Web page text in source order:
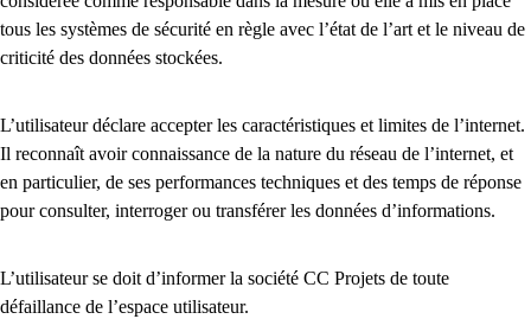
tous les systèmes de sécurité en règle avec l’état de l’art et le niveau de
criticité des données stockées.
L’utilisateur déclare accepter les caractéristiques et limites de l’internet.
Il reconnaît avoir connaissance de la nature du réseau de l’internet, et
en particulier, de ses performances techniques et des temps de réponse
pour consulter, interroger ou transférer les données d’informations.
L’utilisateur se doit d’informer la société CC Projets de toute
défaillance de l’espace utilisateur.